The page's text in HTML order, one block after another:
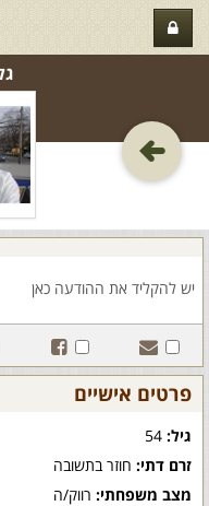
גל‏
פרטים אישיים
גיל:
זרם דתי: חוזר בתשובה
מצב משפחתי: רווק/ה